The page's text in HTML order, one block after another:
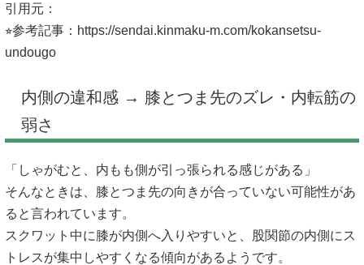
引用元：
⭐︎参考記事： https://sendai.kinmaku-m.com/kokansetsu-
undougo
内側の違和感 → 膝とつま先のズレ・内転筋の
弱さ
「しゃがむと、内もも側が引っ張られる感じがある」
そんなときは、膝とつま先の向きが合っていない可能性があ
ると言われています。
スクワット中に膝が内側へ入りやすいと、股関節の内側にス
トレスが集中しやすくなる傾向があるようです。